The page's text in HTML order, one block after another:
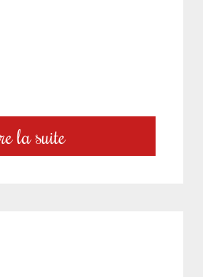
la suite